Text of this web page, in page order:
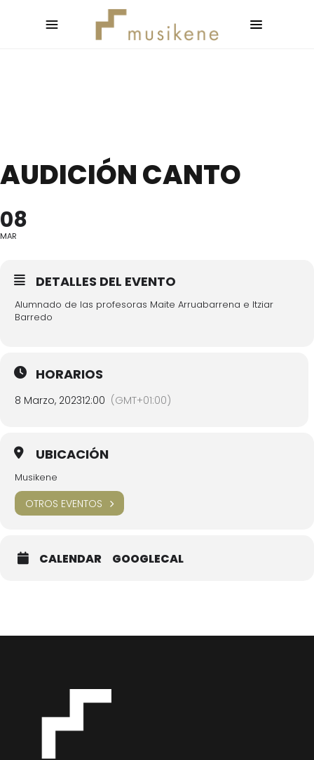
AUDICIÓN CANTO
08
MAR
DETALLES DEL EVENTO
Alumnado de las profesoras Maite Arruabarrena e Itziar
Barredo
HORARIOS
8 Marzo, 202312:00 (GMT+01:00)
UBICACIÓN
Musikene
OTROS EVENTOS
CALENDAR GOOGLECAL